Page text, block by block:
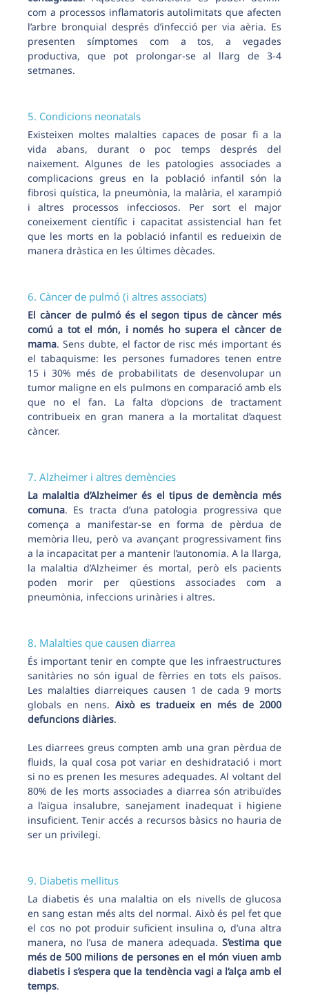
com a processos inflamatoris autolimitats que afecten
l’arbre bronquial després d’infecció per via aèria. Es
presenten símptomes com a tos, a vegades
productiva, que pot prolongar-se al llarg de 3-4
setmanes.
5. Condicions neonatals
Existeixen moltes malalties capaces de posar fi a la
vida abans, durant o poc temps després del
naixement. Algunes de les patologies associades a
complicacions greus en la població infantil són la
fibrosi quística, la pneumònia, la malària, el xarampió
i altres processos infecciosos. Per sort el major
coneixement científic i capacitat assistencial han fet
que les morts en la població infantil es redueixin de
manera dràstica en les últimes dècades.
6. Càncer de pulmó (i altres associats)
El càncer de pulmó és el segon tipus de càncer més
comú a tot el món, i només ho supera el càncer de
mama. Sens dubte, el factor de risc més important és
el tabaquisme: les persones fumadores tenen entre
15 i 30% més de probabilitats de desenvolupar un
tumor maligne en els pulmons en comparació amb els
que no el fan. La falta d’opcions de tractament
contribueix en gran manera a la mortalitat d’aquest
càncer.
7. Alzheimer i altres demències
La malaltia d’Alzheimer és el tipus de demència més
comuna. Es tracta d’una patologia progressiva que
comença a manifestar-se en forma de pèrdua de
memòria lleu, però va avançant progressivament fins
a la incapacitat per a mantenir l’autonomia. A la llarga,
la malaltia d’Alzheimer és mortal, però els pacients
poden morir per qüestions associades com a
pneumònia, infeccions urinàries i altres.
8. Malalties que causen diarrea
És important tenir en compte que les infraestructures
sanitàries no són igual de fèrries en tots els països.
Les malalties diarreiques causen 1 de cada 9 morts
globals en nens. Això es tradueix en més de 2000
defuncions diàries.
Les diarrees greus compten amb una gran pèrdua de
fluids, la qual cosa pot variar en deshidratació i mort
si no es prenen les mesures adequades. Al voltant del
80% de les morts associades a diarrea són atribuïdes
a l’aigua insalubre, sanejament inadequat i higiene
insuficient. Tenir accés a recursos bàsics no hauria de
ser un privilegi.
9. Diabetis mellitus
La diabetis és una malaltia on els nivells de glucosa
en sang estan més alts del normal. Això és pel fet que
el cos no pot produir suficient insulina o, d’una altra
manera, no l’usa de manera adequada. S’estima que
més de 500 milions de persones en el món viuen amb
diabetis i s’espera que la tendència vagi a l’alça amb el
temps.